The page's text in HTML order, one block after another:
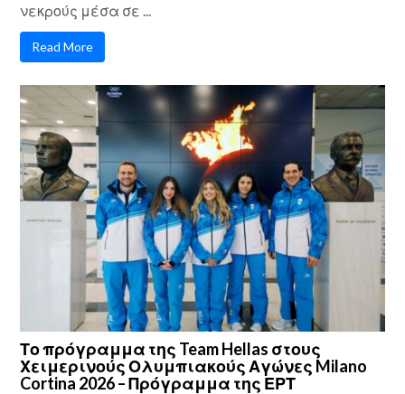
νεκρούς μέσα σε ...
Read More
Το πρόγραμμα της Team Hellas στους
Χειμερινούς Ολυμπιακούς Αγώνες Milano
Cortina 2026 – Πρόγραμμα της ΕΡΤ